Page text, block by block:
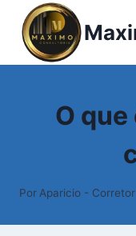
Pular
para
O
Por Aparicio - Corretor